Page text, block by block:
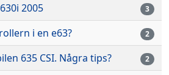
2005 3
i en e63? 2
635 CSI. Några tips? 2